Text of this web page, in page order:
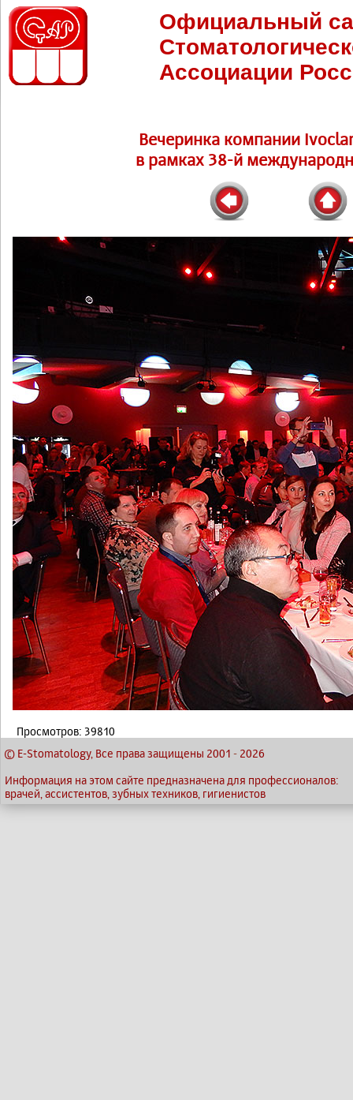
Официальный
Ассоциации
Вечеринка компании
в рамках 38-й
Просмотров: 39810
© E-Stomatology, Все права защищены 2001 - 2026
Информация на этом сайте предназначена для профессионалов:
врачей, ассистентов, зубных техников, гигиенистов